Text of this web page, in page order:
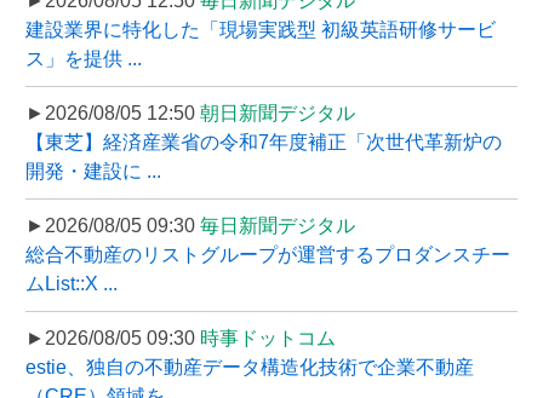
建設業界に特化した「現場実践型 初級英語研修サービ
ス」を提供 ...
►2026/08/05 12:50 朝日新聞デジタル
【東芝】経済産業省の令和7年度補正「次世代革新炉の
開発・建設に ...
►2026/08/05 09:30 毎日新聞デジタル
総合不動産のリストグループが運営するプロダンスチー
ムList::X ...
►2026/08/05 09:30 時事ドットコム
estie、独自の不動産データ構造化技術で企業不動産